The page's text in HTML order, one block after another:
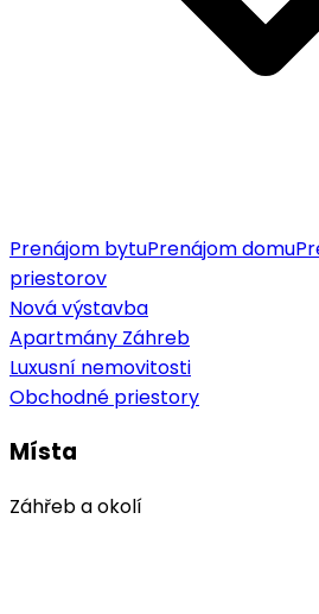
Prenájom bytuPrenájom domu
priestorov
Nová výstavba
Apartmány Záhreb
Luxusní nemovitosti
Obchodné priestory
Místa
Záhřeb a okolí